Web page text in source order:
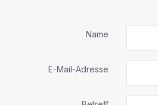
Name
E-Mail-Adresse